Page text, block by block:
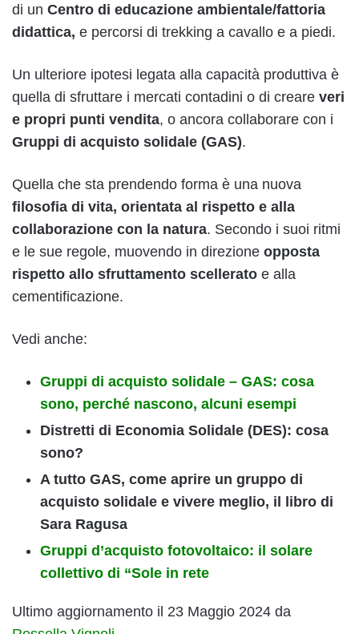
di un Centro di educazione ambientale/fattoria
didattica, e percorsi di trekking a cavallo e a piedi.
Un ulteriore ipotesi legata alla capacità produttiva è
quella di sfruttare i mercati contadini o di creare veri
e propri punti vendita, o ancora collaborare con i
Gruppi di acquisto solidale (GAS).
Quella che sta prendendo forma è una nuova
filosofia di vita, orientata al rispetto e alla
collaborazione con la natura. Secondo i suoi ritmi
e le sue regole, muovendo in direzione opposta
rispetto allo sfruttamento scellerato e alla
cementificazione.
Vedi anche:
Gruppi di acquisto solidale – GAS: cosa
sono, perché nascono, alcuni esempi
Distretti di Economia Solidale (DES): cosa
sono?
A tutto GAS, come aprire un gruppo di
acquisto solidale e vivere meglio, il libro di
Sara Ragusa
Gruppi d’acquisto fotovoltaico: il solare
collettivo di “Sole in rete
Ultimo aggiornamento il 23 Maggio 2024 da